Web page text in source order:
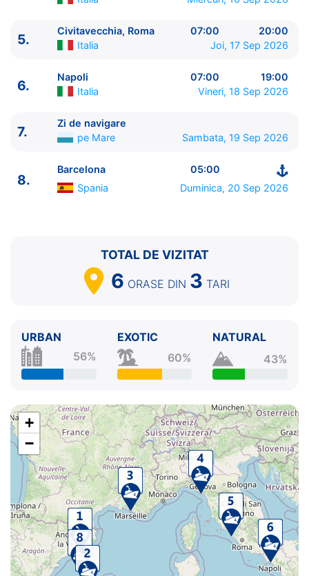
ITINERARIU
Ziua | Portul | Sosire - Plecare
----------------------------------------
Palma de Mallorca
3.
Marsilia Franta
09:00 - 16:30
Civitavecchia, Roma
07:00 - 20:00
6.
Napoli Italia 07:00 - 19:00
5.
Civitavecchia, Roma 07:00
20:00
Italia
Joi, 17 Sep 2026
6.
Napoli 07:00
19:00
Italia
Vineri, 18 Sep 2026
7.
Zi de navigare
pe Mare
Sambata, 19 Sep 2026
8.
Barcelona
05:00
Spania
Duminica, 20 Sep 2026
TOTAL DE VIZITAT
6 ORASE DIN 3 TARI
URBAN
56%
EXOTIC
60%
NATURAL
43%
+
−